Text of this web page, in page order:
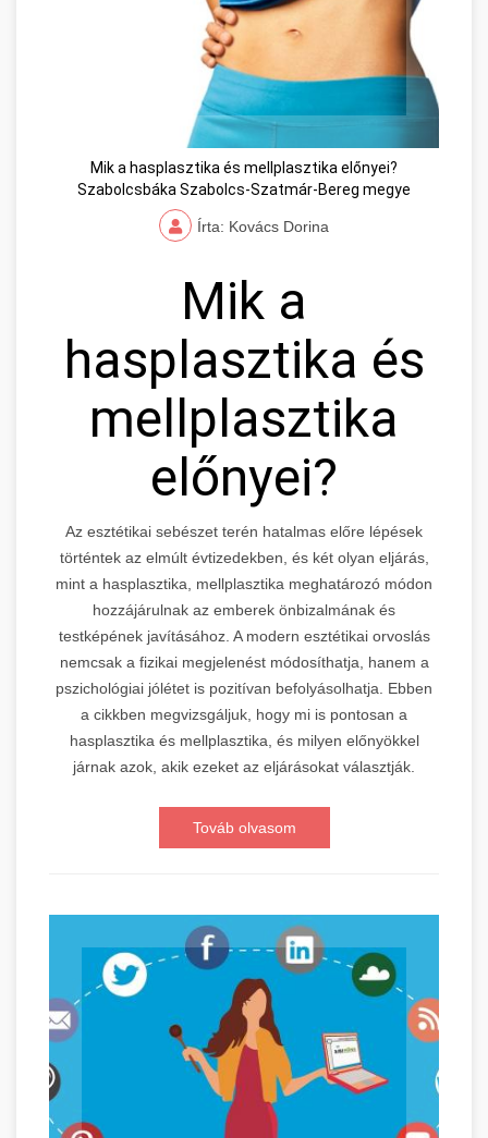
Mik a hasplasztika és mellplasztika előnyei?
Szabolcsbáka Szabolcs-Szatmár-Bereg megye
Írta: Kovács Dorina
Mik a
hasplasztika és
mellplasztika
előnyei?
Az esztétikai sebészet terén hatalmas előre lépések
történtek az elmúlt évtizedekben, és két olyan eljárás,
mint a hasplasztika, mellplasztika meghatározó módon
hozzájárulnak az emberek önbizalmának és
testképének javításához. A modern esztétikai orvoslás
nemcsak a fizikai megjelenést módosíthatja, hanem a
pszichológiai jólétet is pozitívan befolyásolhatja. Ebben
a cikkben megvizsgáljuk, hogy mi is pontosan a
hasplasztika és mellplasztika, és milyen előnyökkel
járnak azok, akik ezeket az eljárásokat választják.
Továb olvasom